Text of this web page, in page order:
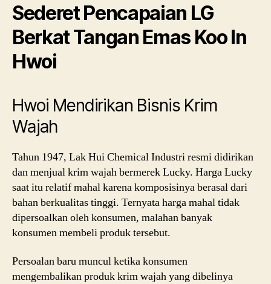
Sederet Pencapaian LG
Berkat Tangan Emas Koo In
Hwoi
Hwoi Mendirikan Bisnis Krim
Wajah
Tahun 1947, Lak Hui Chemical Industri resmi didirikan
dan menjual krim wajah bermerek Lucky. Harga Lucky
saat itu relatif mahal karena komposisinya berasal dari
bahan berkualitas tinggi. Ternyata harga mahal tidak
dipersoalkan oleh konsumen, malahan banyak
konsumen membeli produk tersebut.
Persoalan baru muncul ketika konsumen
mengembalikan produk krim wajah yang dibelinya